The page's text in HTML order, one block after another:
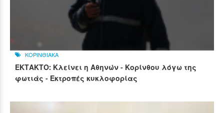
ΚΟΡΙΝΘΙΑΚΑ
ΕΚΤΑΚΤΟ: Κλείνει η Αθηνών - Κορίνθου λόγω της
φωτιάς - Εκτροπές κυκλοφορίας